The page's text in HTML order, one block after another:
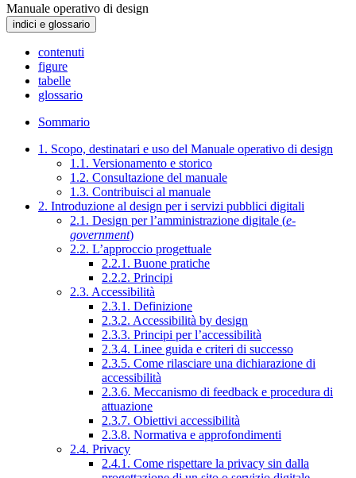
Manuale operativo di design
indici e glossario
contenuti
figure
tabelle
glossario
Sommario
1. Scopo, destinatari e uso del Manuale operativo di design
1.1. Versionamento e storico
1.2. Consultazione del manuale
1.3. Contribuisci al manuale
2. Introduzione al design per i servizi pubblici digitali
2.1. Design per l’amministrazione digitale (e-
government)
2.2. L’approccio progettuale
2.2.1. Buone pratiche
2.2.2. Principi
2.3. Accessibilità
2.3.1. Definizione
2.3.2. Accessibilità by design
2.3.3. Principi per l’accessibilità
2.3.4. Linee guida e criteri di successo
2.3.5. Come rilasciare una dichiarazione di
accessibilità
2.3.6. Meccanismo di feedback e procedura di
attuazione
2.3.7. Obiettivi accessibilità
2.3.8. Normativa e approfondimenti
2.4. Privacy
2.4.1. Come rispettare la privacy sin dalla